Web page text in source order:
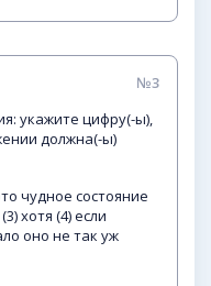
№3
укажите цифру(-ы),
должна(-ы)
чудное состояние
хотя (4) если
оно не так уж